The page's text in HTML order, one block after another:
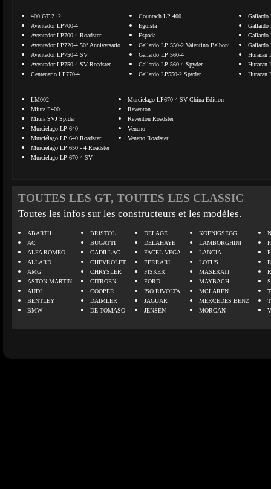
400 GT 2+2
Aventador LP700-4
Aventador LP700-4 Roadster
Aventador LP720-4 50° Anniversario
Aventador LP750-4 SV
Aventador LP750-4 SV Roadster
Centenario LP770-4
Countach LP 400
Egoista
Espada
Gallardo LP 550-2 Valentino Balboni
Gallardo LP 560-4
Gallardo LP 560-4 Spyder
Gallardo LP550-2 Spyder
Gallardo
Gallardo
Gallardo
Gallardo
Huracan
Huracan
Huracan
LM002
Miura P400
Miura SVJ Spider
Murciélago LP 640
Murciélago LP 640 Roadster
Murcielago LP 650 - 4 Roadster
Murciélago LP 670-4 SV
Murcielago LP670-4 SV China Edition
Reventon
Reventon Roadster
Veneno
Veneno Roadster
TOUTES LES GT, TOUTES LES CLASSIC
Toutes les infos sur les constructeurs et les modèles.
ABARTH
AC
ALFA ROMEO
ALLARD
AMG
ASTON MARTIN
AUDI
BENTLEY
BMW
BRISTOL
BUGATTI
CADILLAC
CHEVROLET
CHRYSLER
CITROEN
COOPER
DAIMLER
DE TOMASO
DELAGE
DELAHAYE
FACEL VEGA
FERRARI
FISKER
FORD
ISO RIVOLTA
JAGUAR
JENSEN
KOENIGSEGG
LAMBORGHINI
LANCIA
LOTUS
MASERATI
MAYBACH
MCLAREN
MERCEDES BENZ
MORGAN